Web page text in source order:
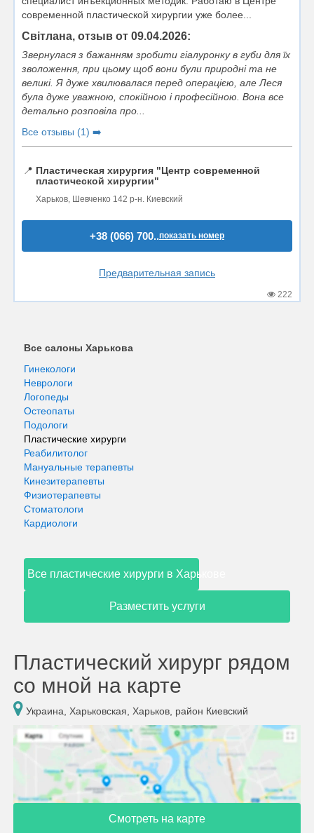
современной пластической хирургии уже более...
Світлана, отзыв от 09.04.2026:
Звернулася з бажанням зробити гіалуронку в губи для їх
зволоження, при цьому щоб вони були природні та не
великі. Я дуже хвилювалася перед операцією, але Леся
була дуже уважною, спокійною і професійною. Вона все
детально розповіла про...
Все отзывы (1) ➡️
📍 Пластическая хирургия "Центр современной
пластической хирургии"
Харьков, Шевченко 142 р-н. Киевский
+38 (066) 700..показать номер
Предварительная запись
222
Все салоны Харькова
Гинекологи
Неврологи
Логопеды
Остеопаты
Подологи
Пластические хирурги
Реабилитолог
Мануальные терапевты
Кинезитерапевты
Физиотерапевты
Стоматологи
Кардиологи
Все пластические хирурги в Харькове
Разместить услуги
Пластический хирург рядом
со мной на карте
Украина, Харьковская, Харьков, район Киевский
Смотреть на карте